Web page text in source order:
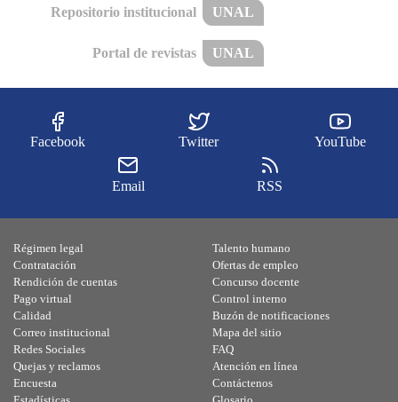
Repositorio institucional UNAL
Portal de revistas UNAL
Facebook Twitter YouTube
Email RSS
Régimen legal
Contratación
Rendición de cuentas
Pago virtual
Calidad
Talento humano
Ofertas de empleo
Concurso docente
Control interno
Buzón de notificaciones
Correo institucional
Redes Sociales
Quejas y reclamos
Encuesta
Mapa del sitio
FAQ
Atención en línea
Contáctenos